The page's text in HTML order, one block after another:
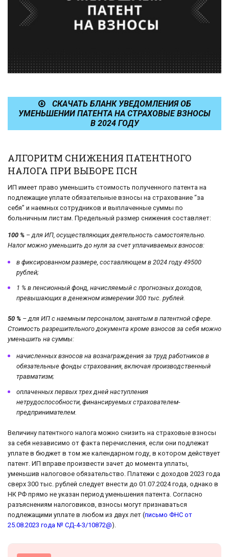
СКАЧАТЬ БЛАНК УВЕДОМЛЕНИЯ ОБ
УМЕНЬШЕНИИ ПАТЕНТА НА СТРАХОВЫЕ ВЗНОСЫ
В 2024 ГОДУ
АЛГОРИТМ СНИЖЕНИЯ ПАТЕНТНОГО
НАЛОГА ПРИ ВЫБОРЕ ПСН
ИП имеет право уменьшить стоимость полученного патента на
подлежащие уплате обязательные взносы на страхование “за
себя” и наемных сотрудников и выплаченные суммы по
больничным листам. Предельный размер снижения составляет:
100 % – для ИП, осуществляющих деятельность самостоятельно.
Налог можно уменьшить до нуля за счет уплачиваемых взносов:
в фиксированном размере, составляющем в 2024 году 49500
рублей;
1 % в пенсионный фонд, начисляемый с прогнозных доходов,
превышающих в денежном измерении 300 тыс. рублей.
50 % – для ИП с наемным персоналом, занятым в патентной сфере.
Стоимость разрешительного документа кроме взносов за себя можно
уменьшить на суммы:
начисленных взносов на вознаграждения за труд работников в
обязательные фонды страхования, включая производственный
травматизм;
оплаченных первых трех дней наступления
нетрудоспособности, финансируемых страхователем-
предпринимателем.
Величину патентного налога можно снизить на страховые взносы
за себя независимо от факта перечисления, если они подлежат
уплате в бюджет в том же календарном году, в котором действует
патент. ИП вправе произвести зачет до момента уплаты,
уменьшив налоговое обязательство. Платежи с доходов 2023 года
сверх 300 тыс. рублей следует внести до 01.07.2024 года, однако в
НК РФ прямо не указан период уменьшения патента. Согласно
разъяснениям налоговиков, взносы могут признаваться
подлежащими уплате в любом из двух лет (письмо ФНС от
25.08.2023 года № СД-4-3/10872@).